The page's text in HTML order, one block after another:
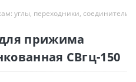
углы, переходники, соединители
прижима
СВгц-150